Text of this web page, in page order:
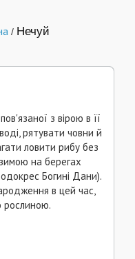
/ Нечуй
з вірою в її
рятувати човни й
ловити рибу без
на берегах
Богині Дани).
в цей час,
рослиною.